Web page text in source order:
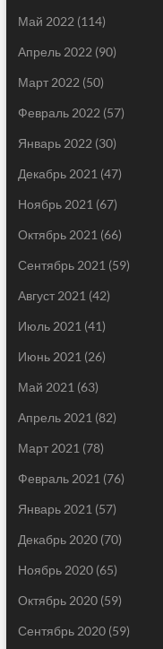
Май 2022 (114)
Апрель 2022 (90)
Март 2022 (50)
Февраль 2022 (57)
Январь 2022 (30)
Декабрь 2021 (47)
Ноябрь 2021 (67)
Октябрь 2021 (66)
Сентябрь 2021 (59)
Август 2021 (42)
Июль 2021 (41)
Июнь 2021 (26)
Май 2021 (63)
Апрель 2021 (82)
Март 2021 (78)
Февраль 2021 (76)
Январь 2021 (57)
Декабрь 2020(70)
Ноябрь 2020(65)
Октябрь 2020(59)
Сентябрь 2020(59)